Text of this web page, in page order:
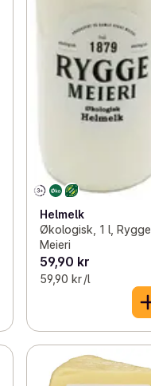
Helmelk
Økologisk, 1 l, Rygge
Meieri
59,90 kr
59,90 kr /l